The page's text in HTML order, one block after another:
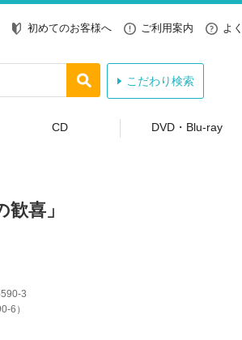
初めてのお客様へ ご利用案内 よ
こだわり検索
CD DVD・Blu-ray
喜」
3
6 ）